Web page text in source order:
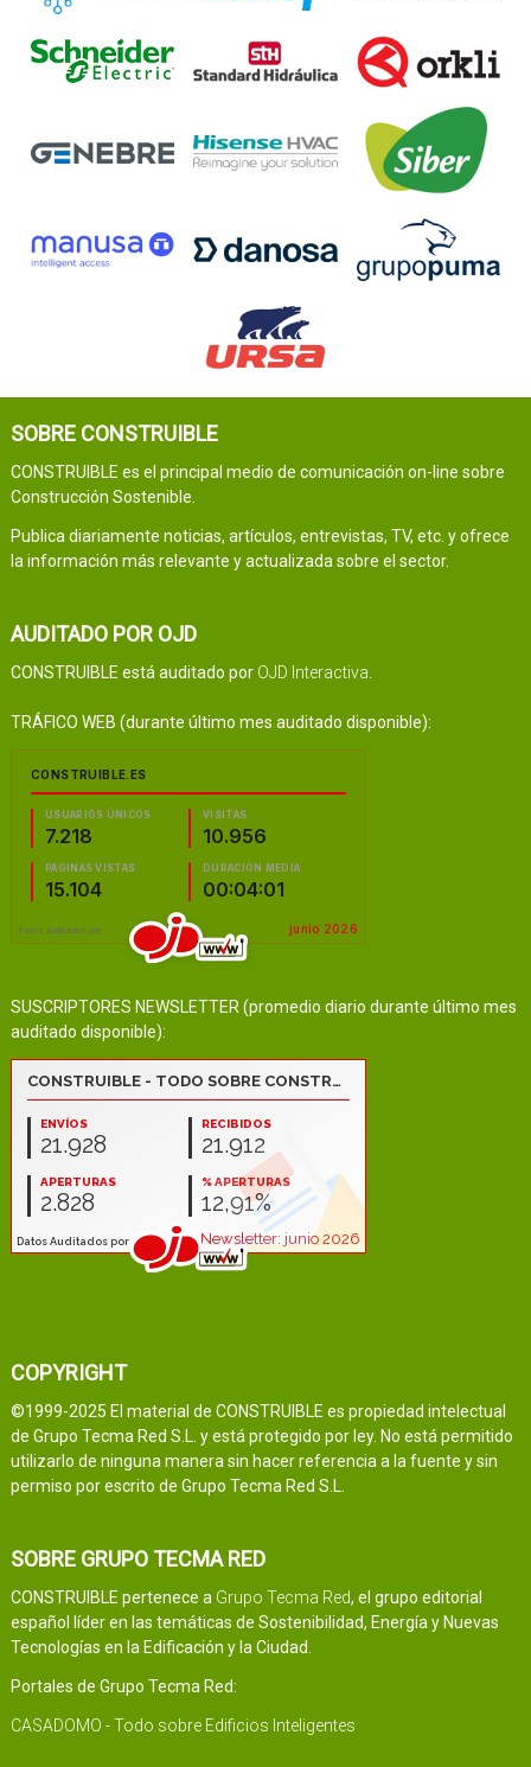
SOBRE CONSTRUIBLE
CONSTRUIBLE es el principal medio de comunicación on-line sobre
Construcción Sostenible.
Publica diariamente noticias, artículos, entrevistas, TV, etc. y ofrece
la información más relevante y actualizada sobre el sector.
AUDITADO POR OJD
CONSTRUIBLE está auditado por OJD Interactiva
TRÁFICO WEB (durante último mes auditado disponible):
SUSCRIPTORES NEWSLETTER (promedio diario durante último mes
auditado disponible):
COPYRIGHT
©1999-2025 El material de CONSTRUIBLE es propiedad intelectual
de Grupo Tecma Red S.L. y está protegido por ley. No está permitido
utilizarlo de ninguna manera sin hacer referencia a la fuente y sin
permiso por escrito de Grupo Tecma Red S.L.
SOBRE GRUPO TECMA RED
CONSTRUIBLE pertenece a Grupo Tecma Red, el grupo editorial
español líder en las temáticas de Sostenibilidad, Energía y Nuevas
Tecnologías en la Edificación y la Ciudad.
Portales de Grupo Tecma Red:
CASADOMO - Todo sobre Edificios Inteligentes